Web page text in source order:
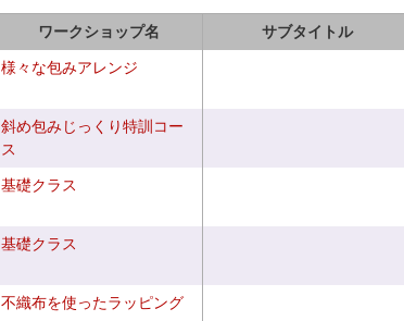
ワークショップ名 サブタイトル
様々な包みアレンジ
斜め包みじっくり特訓コー
ス
基礎クラス
基礎クラス
不織布を使ったラッピング